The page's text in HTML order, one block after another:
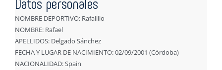
NOMBRE DEPORTIVO: Rafalillo
NOMBRE: Rafael
APELLIDOS: Delgado Sánchez
FECHA Y LUGAR DE NACIMIENTO: 02/09/2001 (Córdoba)
NACIONALIDAD: Spain